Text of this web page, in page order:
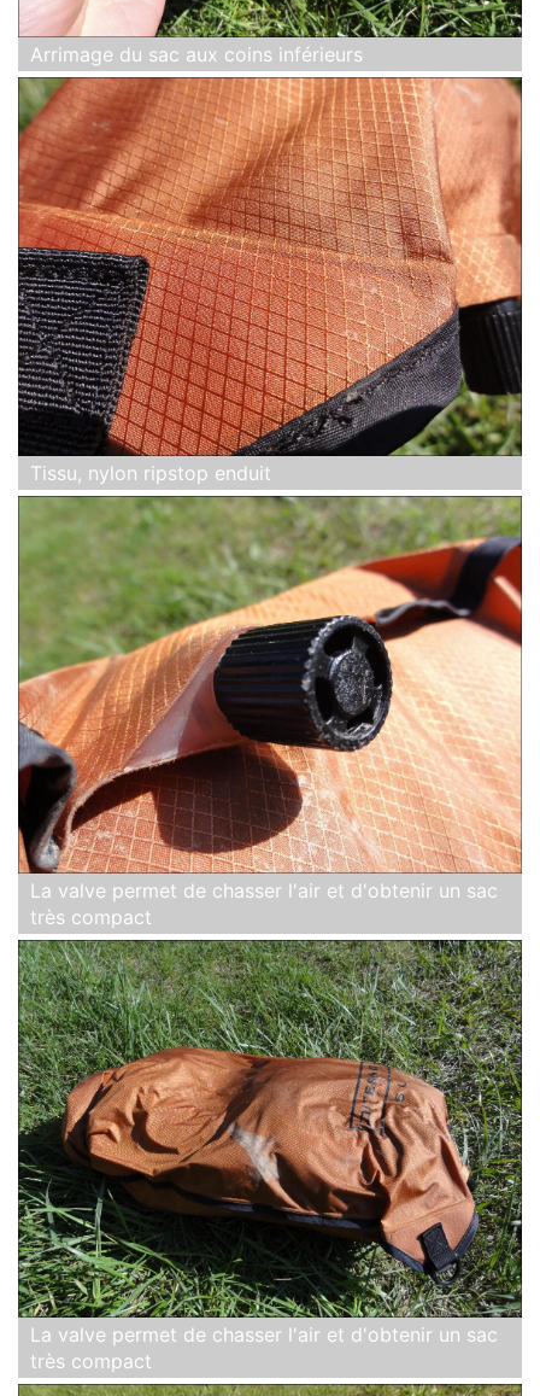
Arrimage du sac aux coins inférieurs
Tissu, nylon ripstop enduit
La valve permet de chasser l'air et d'obtenir un sac
très compact
La valve permet de chasser l'air et d'obtenir un sac
très compact